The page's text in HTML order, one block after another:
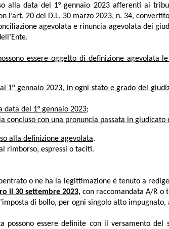
alla data del 1° gennaio 2023 afferenti ai
20 del D.L. 30 marzo 2023, n. 34,
agevolata e rinuncia agevolata dei
essere oggetto di definizione agevolata
gennaio 2023, in ogni stato e grado del
del 1° gennaio 2023;
concluso con una pronuncia passata in
alla definizione agevolata.
rimborso, espressi o taciti.
o ne ha la legittimazione è tenuto a
il 30 settembre 2023, con raccomandata A/R o
di bollo, per ogni singolo atto
essere definite con il versamento del